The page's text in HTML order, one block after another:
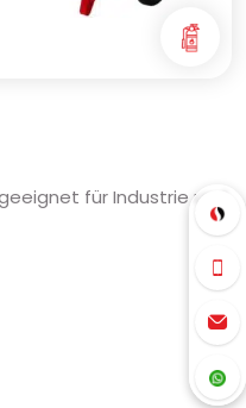
für Industrie und